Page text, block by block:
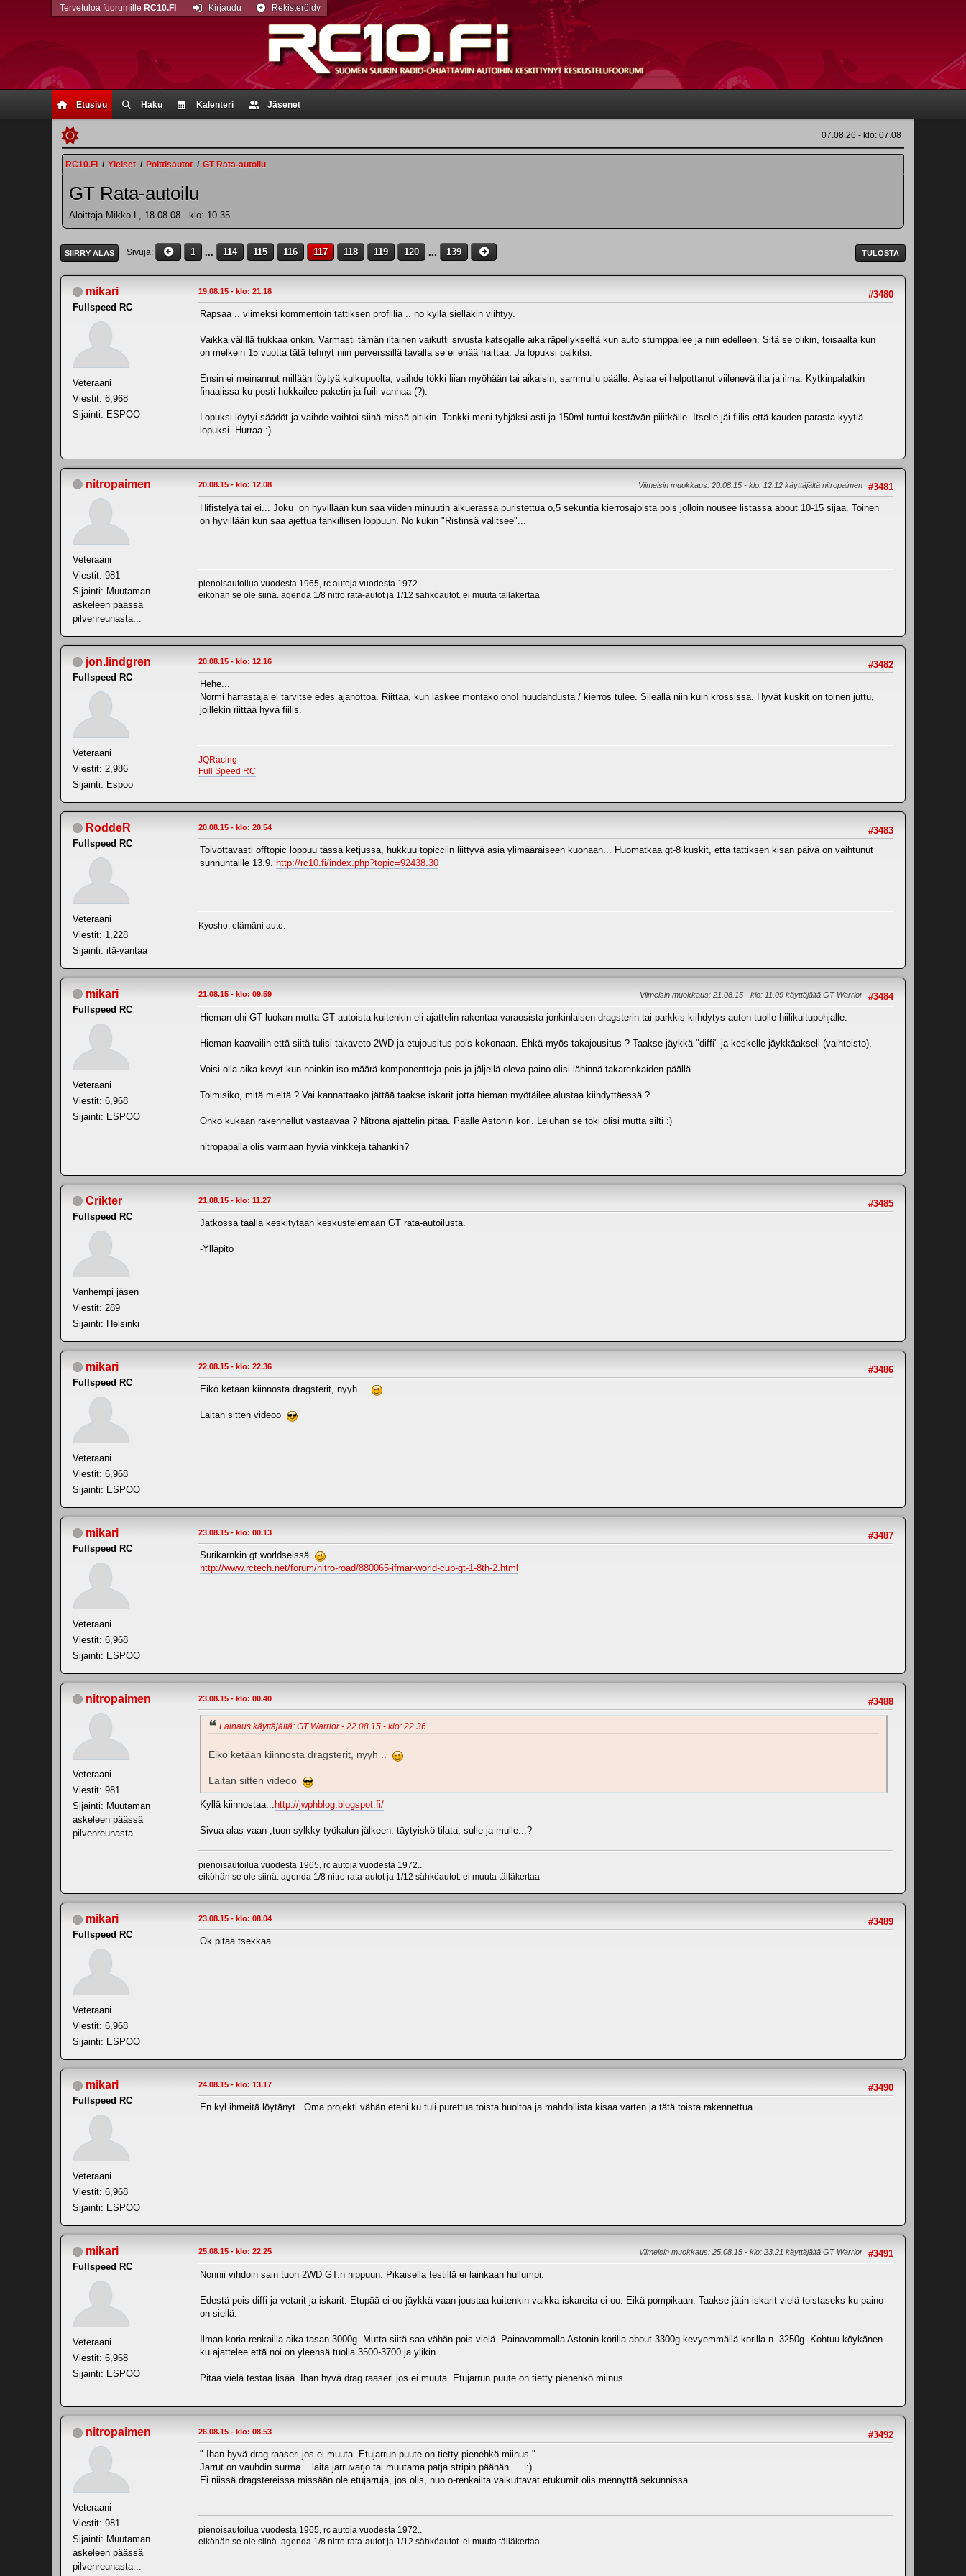
Etusivu Haku Kalenteri Jäsenet
Tervetuloa foorumille RC10.FI Kirjaudu Rekisteröidy
07.08.26 - klo: 07.08
RC10.FI / Yleiset / Polttisautot / GT Rata-autoilu
GT Rata-autoilu
Aloittaja Mikko L, 18.08.08 - klo: 10.35
TULOSTA
SIIRRY ALAS Sivuja 1 ... 114 115 116 117 118 119 120 ... 139
mikari
Fullspeed RC
Veteraani
Viestit: 6,968
Sijainti: ESPOO
#3480
19.08.15 - klo: 21.18
Rapsaa .. viimeksi kommentoin tattiksen profiilia .. no kyllä sielläkin viihtyy.
Vaikka välillä tiukkaa onkin. Varmasti tämän iltainen vaikutti sivusta katsojalle aika räpellykseltä kun auto stumppailee ja niin edelleen. Sitä se olikin, toisaalta kun
on melkein 15 vuotta tätä tehnyt niin perverssillä tavalla se ei enää haittaa. Ja lopuksi palkitsi.
Ensin ei meinannut millään löytyä kulkupuolta, vaihde tökki liian myöhään tai aikaisin, sammuilu päälle. Asiaa ei helpottanut viilenevä ilta ja ilma. Kytkinpalatkin
finaalissa ku posti hukkailee paketin ja fuili vanhaa (?).
Lopuksi löytyi säädöt ja vaihde vaihtoi siinä missä pitikin. Tankki meni tyhjäksi asti ja 150ml tuntui kestävän piiitkälle. Itselle jäi fiilis että kauden parasta kyytiä
lopuksi. Hurraa :)
nitropaimen
Veteraani
Viestit: 981
Sijainti: Muutaman
askeleen päässä
pilvenreunasta...
#3481
20.08.15 - klo: 12.08 Viimeisin muokkaus: 20.08.15 - klo: 12.12 käyttäjältä nitropaimen
Hifistelyä tai ei... Joku on hyvillään kun saa viiden minuutin alkuerässa puristettua o,5 sekuntia kierrosajoista pois jolloin nousee listassa about 10-15 sijaa. Toinen
on hyvillään kun saa ajettua tankillisen loppuun. No kukin "Ristinsä valitsee"...
pienoisautoilua vuodesta 1965, rc autoja vuodesta 1972..
eiköhän se ole siinä. agenda 1/8 nitro rata-autot ja 1/12 sähköautot. ei muuta tälläkertaa
jon.lindgren
Fullspeed RC
Veteraani
Viestit: 2,986
Sijainti: Espoo
#3482
20.08.15 - klo: 12.16
Hehe...
Normi harrastaja ei tarvitse edes ajanottoa. Riittää, kun laskee montako oho! huudahdusta / kierros tulee. Sileällä niin kuin krossissa. Hyvät kuskit on toinen juttu,
joillekin riittää hyvä fiilis.
JQRacing
Full Speed RC
RoddeR
Fullspeed RC
Veteraani
Viestit: 1,228
Sijainti: itä-vantaa
#3483
20.08.15 - klo: 20.54
Toivottavasti offtopic loppuu tässä ketjussa, hukkuu topicciin liittyvä asia ylimääräiseen kuonaan... Huomatkaa gt-8 kuskit, että tattiksen kisan päivä on vaihtunut
sunnuntaille 13.9. http://rc10.fi/index.php?topic=92438.30
Kyosho, elämäni auto.
mikari
Fullspeed RC
Veteraani
Viestit: 6,968
Sijainti: ESPOO
#3484
21.08.15 - klo: 09.59 Viimeisin muokkaus: 21.08.15 - klo: 11.09 käyttäjältä GT Warrior
Hieman ohi GT luokan mutta GT autoista kuitenkin eli ajattelin rakentaa varaosista jonkinlaisen dragsterin tai parkkis kiihdytys auton tuolle hiilikuitupohjalle.
Hieman kaavailin että siitä tulisi takaveto 2WD ja etujousitus pois kokonaan. Ehkä myös takajousitus ? Taakse jäykkä "diffi" ja keskelle jäykkäakseli (vaihteisto).
Voisi olla aika kevyt kun noinkin iso määrä komponentteja pois ja jäljellä oleva paino olisi lähinnä takarenkaiden päällä.
Toimisiko, mitä mieltä ? Vai kannattaako jättää taakse iskarit jotta hieman myötäilee alustaa kiihdyttäessä ?
Onko kukaan rakennellut vastaavaa ? Nitrona ajattelin pitää. Päälle Astonin kori. Leluhan se toki olisi mutta silti :)
nitropapalla olis varmaan hyviä vinkkejä tähänkin?
Crikter
Fullspeed RC
Vanhempi jäsen
Viestit: 289
Sijainti: Helsinki
#3485
21.08.15 - klo: 11.27
Jatkossa täällä keskitytään keskustelemaan GT rata-autoilusta.
-Ylläpito
mikari
Fullspeed RC
Veteraani
Viestit: 6,968
Sijainti: ESPOO
#3486
22.08.15 - klo: 22.36
Eikö ketään kiinnosta dragsterit, nyyh ..
Laitan sitten videoo
mikari
Fullspeed RC
Veteraani
Viestit: 6,968
Sijainti: ESPOO
#3487
23.08.15 - klo: 00.13
Surikarnkin gt worldseissä
http://www.rctech.net/forum/nitro-road/880065-ifmar-world-cup-gt-1-8th-2.html
nitropaimen
Veteraani
Viestit: 981
Sijainti: Muutaman
askeleen päässä
pilvenreunasta...
#3488
23.08.15 - klo: 00.40
Lainaus käyttäjältä: GT Warrior - 22.08.15 - klo: 22.36
Eikö ketään kiinnosta dragsterit, nyyh ..
Laitan sitten videoo
Kyllä kiinnostaa... http://jwphblog.blogspot.fi/
Sivua alas vaan ,tuon sylkky työkalun jälkeen. täytyiskö tilata, sulle ja mulle...?
pienoisautoilua vuodesta 1965, rc autoja vuodesta 1972..
eiköhän se ole siinä. agenda 1/8 nitro rata-autot ja 1/12 sähköautot. ei muuta tälläkertaa
mikari
Fullspeed RC
Veteraani
Viestit: 6,968
Sijainti: ESPOO
#3489
23.08.15 - klo: 08.04
Ok pitää tsekkaa
mikari
Fullspeed RC
Veteraani
Viestit: 6,968
Sijainti: ESPOO
#3490
24.08.15 - klo: 13.17
En kyl ihmeitä löytänyt.. Oma projekti vähän eteni ku tuli purettua toista huoltoa ja mahdollista kisaa varten ja tätä toista rakennettua
mikari
Fullspeed RC
Veteraani
Viestit: 6,968
Sijainti: ESPOO
#3491
25.08.15 - klo: 22.25 Viimeisin muokkaus: 25.08.15 - klo: 23.21 käyttäjältä GT Warrior
Nonnii vihdoin sain tuon 2WD GT.n nippuun. Pikaisella testillä ei lainkaan hullumpi.
Edestä pois diffi ja vetarit ja iskarit. Etupää ei oo jäykkä vaan joustaa kuitenkin vaikka iskareita ei oo. Eikä pompikaan. Taakse jätin iskarit vielä toistaseks ku paino
on siellä.
Ilman koria renkailla aika tasan 3000g. Mutta siitä saa vähän pois vielä. Painavammalla Astonin korilla about 3300g kevyemmällä korilla n. 3250g. Kohtuu köykänen
ku ajattelee että noi on yleensä tuolla 3500-3700 ja ylikin.
Pitää vielä testaa lisää. Ihan hyvä drag raaseri jos ei muuta. Etujarrun puute on tietty pienehkö miinus.
nitropaimen
Veteraani
Viestit: 981
Sijainti: Muutaman
askeleen päässä
pilvenreunasta...
#3492
26.08.15 - klo: 08.53
" Ihan hyvä drag raaseri jos ei muuta. Etujarrun puute on tietty pienehkö miinus."
Jarrut on vauhdin surma... laita jarruvarjo tai muutama patja stripin päähän... :)
Ei niissä dragstereissa missään ole etujarruja, jos olis, nuo o-renkailta vaikuttavat etukumit olis mennyttä sekunnissa.
pienoisautoilua vuodesta 1965, rc autoja vuodesta 1972..
eiköhän se ole siinä. agenda 1/8 nitro rata-autot ja 1/12 sähköautot. ei muuta tälläkertaa